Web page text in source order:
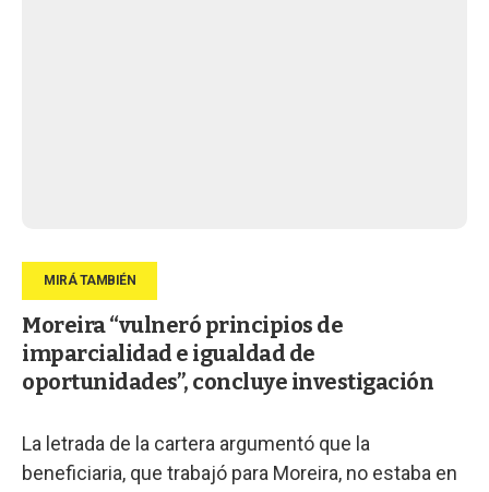
Moreira “vulneró principios de
imparcialidad e igualdad de
oportunidades”, concluye investigación
La letrada de la cartera argumentó que la
beneficiaria, que trabajó para Moreira, no estaba en